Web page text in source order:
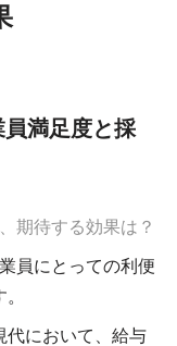
満足度と採
期待する効果は？
員にとっての利便
代において、給与